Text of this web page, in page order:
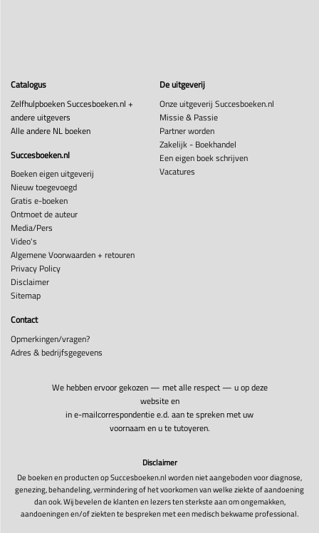
Catalogus
Zelfhulpboeken Succesboeken.nl +
andere uitgevers
Alle andere NL boeken
Succesboeken.nl
Boeken eigen uitgeverij
Nieuw toegevoegd
Gratis e-boeken
Ontmoet de auteur
Media/Pers
Video's
Algemene Voorwaarden + retouren
Privacy Policy
Disclaimer
Sitemap
De uitgeverij
Onze uitgeverij Succesboeken.nl
Missie & Passie
Partner worden
Zakelijk - Boekhandel
Een eigen boek schrijven
Vacatures
Contact
Opmerkingen/vragen?
Adres & bedrijfsgegevens
We hebben ervoor gekozen — met alle respect — u op deze
website en
in e-mailcorrespondentie e.d. aan te spreken met uw
voornaam en u te tutoyeren.
Disclaimer
De boeken en producten op Succesboeken.nl worden niet aangeboden voor diagnose,
genezing, behandeling, vermindering of het voorkomen van welke ziekte of aandoening
dan ook. Wij bevelen de klanten en lezers ten sterkste aan om ongemakken,
aandoeningen en/of ziekten te bespreken met een medisch bekwame professional.